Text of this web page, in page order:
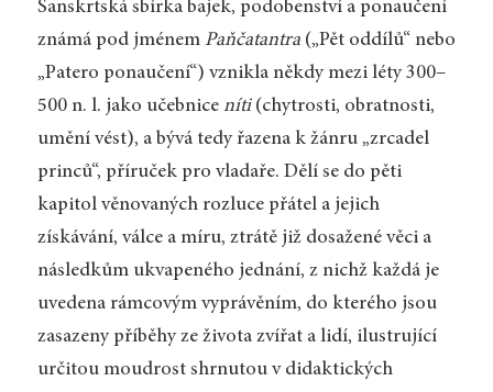
Sanskrtská sbírka bajek, podobenství a ponaučení
známá pod jménem Paňčatantra(„Pět oddílů“ nebo
„Patero ponaučení“) vznikla někdy mezi léty 300–
500 n. l. jako učebnice níti (chytrosti, obratnosti,
umění vést), a bývá tedy řazena k žánru „zrcadel
princů“, příruček pro vladaře. Dělí se do pěti
kapitol věnovaných rozluce přátel a jejich
získávání, válce a míru, ztrátě již dosažené věci a
následkům ukvapeného jednání, z nichž každá je
uvedena rámcovým vyprávěním, do kterého jsou
zasazeny příběhy ze života zvířat a lidí, ilustrující
určitou moudrost shrnutou v didaktických